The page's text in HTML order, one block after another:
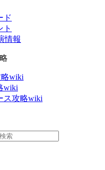
ド
ト
情報
wiki
wiki
ス攻略wiki